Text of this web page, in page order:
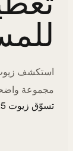
مجموعة
تسوّق زيوت 125مل